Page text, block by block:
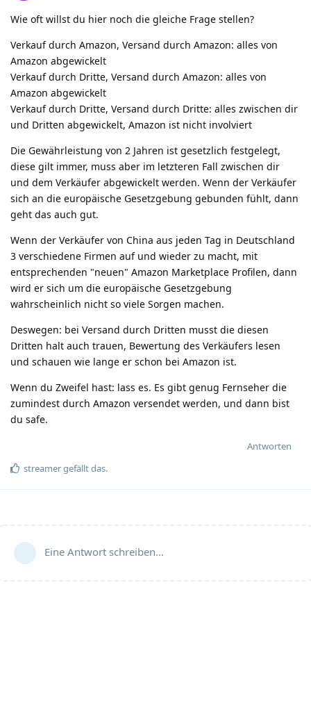
Wie oft willst du hier noch die gleiche Frage stellen?
Verkauf durch Amazon, Versand durch Amazon: alles von
Amazon abgewickelt
Verkauf durch Dritte, Versand durch Amazon: alles von
Amazon abgewickelt
Verkauf durch Dritte, Versand durch Dritte: alles zwischen dir
und Dritten abgewickelt, Amazon ist nicht involviert
Die Gewährleistung von 2 Jahren ist gesetzlich festgelegt,
diese gilt immer, muss aber im letzteren Fall zwischen dir
und dem Verkäufer abgewickelt werden. Wenn der Verkäufer
sich an die europäische Gesetzgebung gebunden fühlt, dann
geht das auch gut.
Wenn der Verkäufer von China aus jeden Tag in Deutschland
3 verschiedene Firmen auf und wieder zu macht, mit
entsprechenden "neuen" Amazon Marketplace Profilen, dann
wird er sich um die europäische Gesetzgebung
wahrscheinlich nicht so viele Sorgen machen.
Deswegen: bei Versand durch Dritten musst die diesen
Dritten halt auch trauen, Bewertung des Verkäufers lesen
und schauen wie lange er schon bei Amazon ist.
Wenn du Zweifel hast: lass es. Es gibt genug Fernseher die
zumindest durch Amazon versendet werden, und dann bist
du safe.
Antworten
streamergefällt das.
Eine Antwort schreiben…